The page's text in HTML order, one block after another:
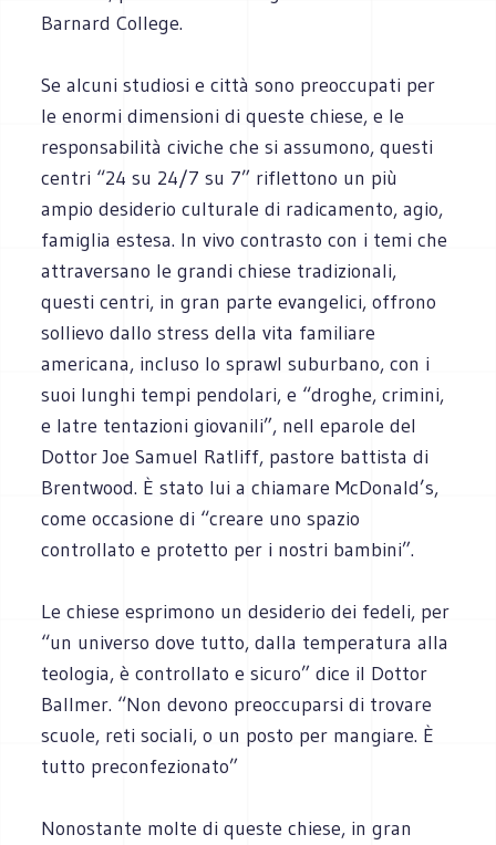
Barnard College.
Se alcuni studiosi e città sono preoccupati per
le enormi dimensioni di queste chiese, e le
responsabilità civiche che si assumono, questi
centri “24 su 24/7 su 7” riflettono un più
ampio desiderio culturale di radicamento, agio,
famiglia estesa. In vivo contrasto con i temi che
attraversano le grandi chiese tradizionali,
questi centri, in gran parte evangelici, offrono
sollievo dallo stress della vita familiare
americana, incluso lo sprawl suburbano, con i
suoi lunghi tempi pendolari, e “droghe, crimini,
e latre tentazioni giovanili”, nell eparole del
Dottor Joe Samuel Ratliff, pastore battista di
Brentwood. È stato lui a chiamare McDonald’s,
come occasione di “creare uno spazio
controllato e protetto per i nostri bambini”.
Le chiese esprimono un desiderio dei fedeli, per
“un universo dove tutto, dalla temperatura alla
teologia, è controllato e sicuro” dice il Dottor
Ballmer. “Non devono preoccuparsi di trovare
scuole, reti sociali, o un posto per mangiare. È
tutto preconfezionato”
Nonostante molte di queste chiese, in gran